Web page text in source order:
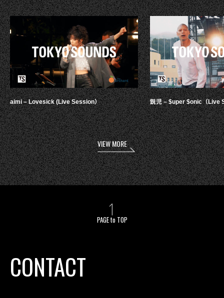
aimi – Lovesick (Live Session） 鋭児 – $uper $onic（Live
VIEW MORE
PAGE to TOP
CONTACT